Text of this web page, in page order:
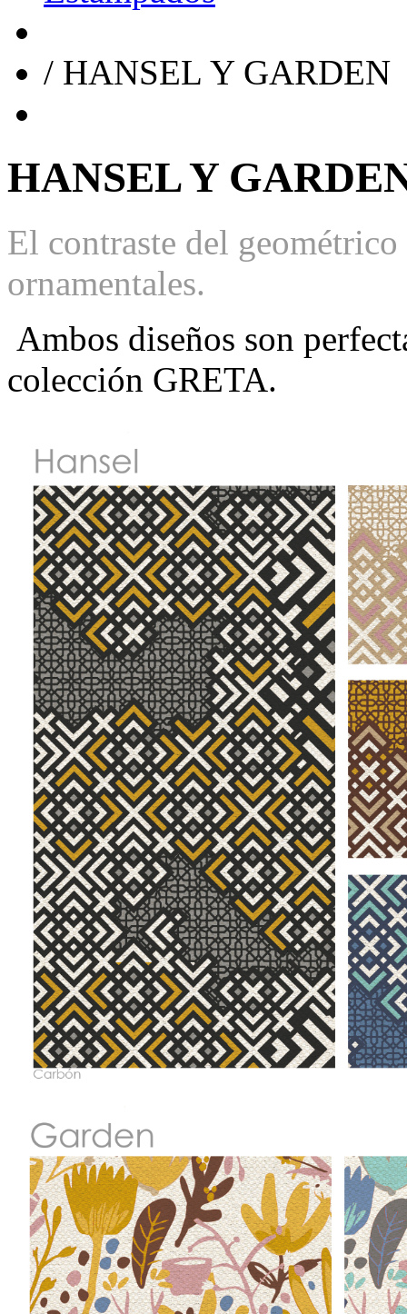
/ HANSEL Y GARDEN
HANSEL Y
El contraste del
ornamentales.
Ambos diseños son
colección GRETA.